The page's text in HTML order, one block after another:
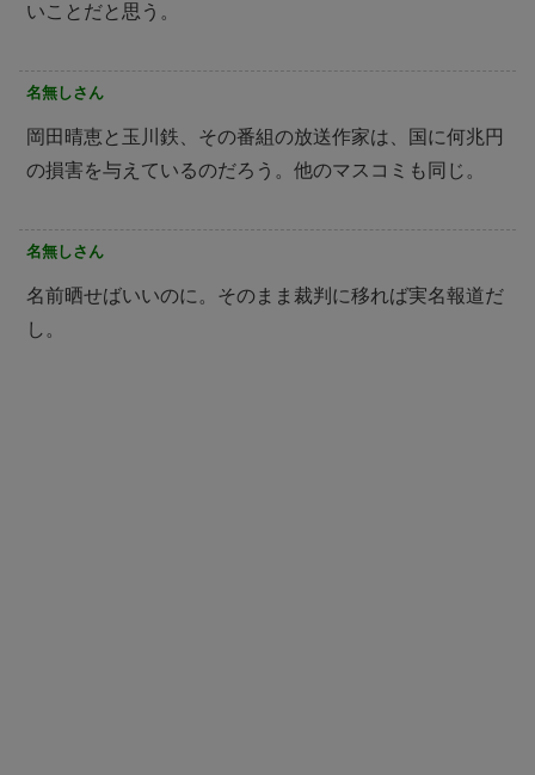
いことだと思う。
名無しさん
岡田晴恵と玉川鉄、その番組の放送作家は、国に何兆円
の損害を与えているのだろう。他のマスコミも同じ。
名無しさん
名前晒せばいいのに。そのまま裁判に移れば実名報道だ
し。